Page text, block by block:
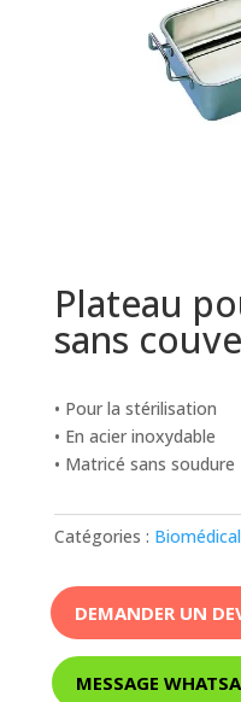
Plateau
sans
• Pour la stérilisation
• En acier inoxydable
• Matricé sans soudure
Catégories : Biomédical
DEMANDER UN
MESSAGE